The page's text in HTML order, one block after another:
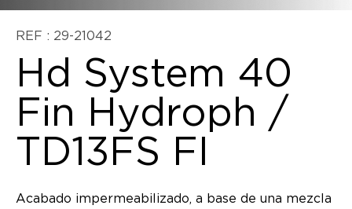
REF : 29-21042
Hd System 40
Fin Hydroph /
TD13FS FI
Acabado impermeabilizado, a base de una mezcla